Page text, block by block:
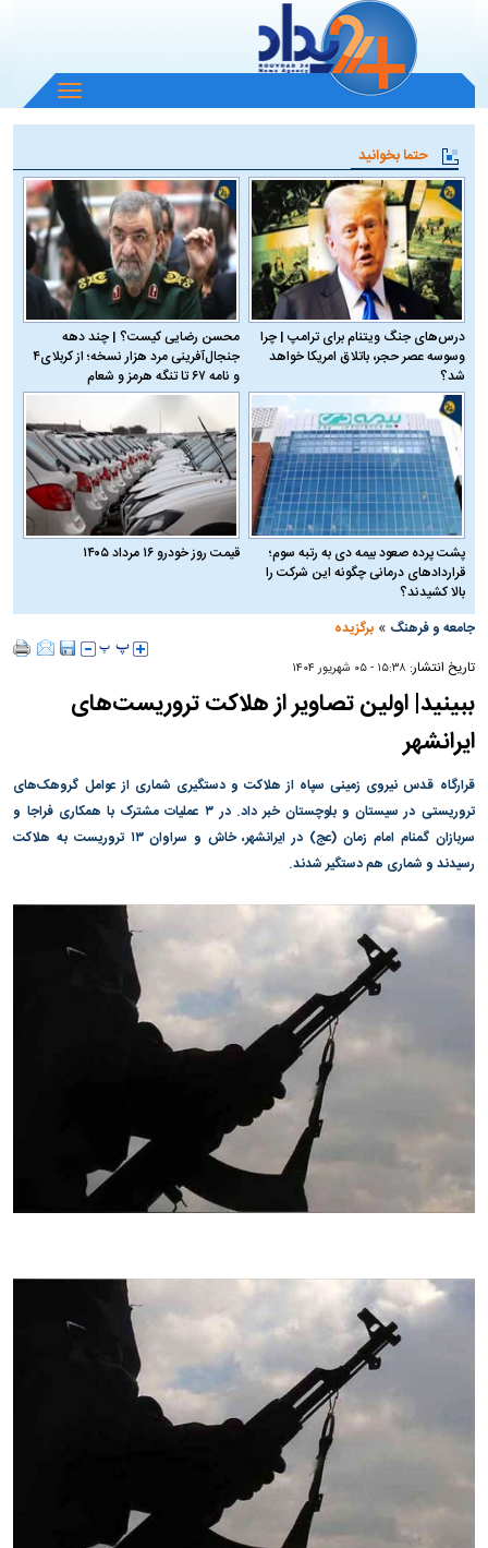
باز
و
منو
حتما بخوانید
درس‌های جنگ ویتنام برای ترامپ | چرا
وسوسه عصر حجر، باتلاق امریکا خواهد
شد؟
محسن رضایی کیست؟ | چند دهه
جنجال‌آفرینی مرد هزار نسخه؛ از کربلای۴
و نامه ۶۷ تا تنگه هرمز و شعام
پشت پرده صعود بیمه دی به رتبه سوم؛
قراردادهای درمانی چگونه این شرکت را
بالا کشیدند؟
قیمت روز خودرو ۱۶ مرداد ۱۴۰۵
جامعه و فرهنگ »برگزیده
تاریخ انتشار: ۱۵:۳۸ - ۰۵ شهريور ۱۴۰۴
ببینید| اولین تصاویر از هلاکت تروریست‌های
ایرانشهر
قرارگاه قدس نیروی زمینی سپاه از هلاکت و دستگیری شماری از عوامل گروهک‌های
تروریستی در سیستان و بلوچستان خبر داد. در ۳ عملیات مشترک با همکاری فراجا و
سربازان گمنام امام زمان (عج) در ایرانشهر، خاش و سراوان ۱۳ تروریست به هلاکت
رسیدند و شماری هم دستگیر شدند.